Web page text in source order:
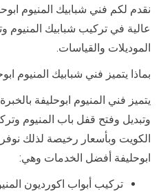
نقدم لكم فني شبابيك المنيوم
عالية في تركيب شبابيك المنيوم
الموديلات والقياسات.
بماذا يتميز فني شبابيك المنيوم
يتميز فني المنيوم ابوحليفة
وتبديل وفتح قفل باب المنيوم
الكويت وبأسعار رخيصة لذلك
ابوحليفة أفضل الخدمات وهي:
تركيب أبواب اكورديون